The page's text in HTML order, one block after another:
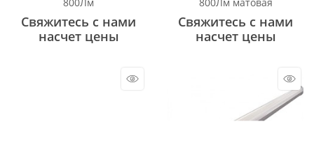
800Лм
Свяжитесь с нами
насчет цены
800Лм матовая
Свяжитесь с нами
насчет цены